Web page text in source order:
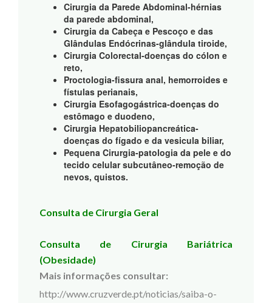
Cirurgia da Parede Abdominal-hérnias
da parede abdominal,
Cirurgia da Cabeça e Pescoço e das
Glândulas Endócrinas-glândula tiroide,
Cirurgia Colorectal-doenças do cólon e
reto,
Proctologia-fissura anal, hemorroides e
fístulas perianais,
Cirurgia Esofagogástrica-doenças do
estômago e duodeno,
Cirurgia Hepatobiliopancreática-
doenças do fígado e da vesicula biliar,
Pequena Cirurgia-patologia da pele e do
tecido celular subcutâneo-remoção de
nevos, quistos.
Consulta de Cirurgia Geral
Consulta de Cirurgia Bariátrica
(Obesidade)
Mais informações consultar:
http://www.cruzverde.pt/noticias/saiba-o-